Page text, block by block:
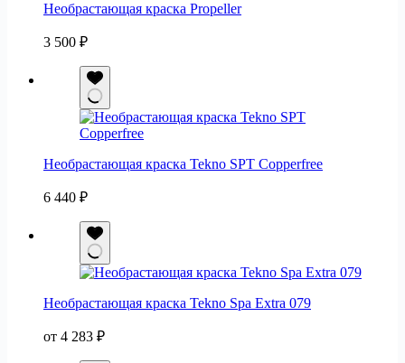
Необрастающая краска Propeller
3 500 ₽
Необрастающая краска Tekno SPT Copperfree
6 440 ₽
Необрастающая краска Tekno Spa Extra 079
от 4 283 ₽